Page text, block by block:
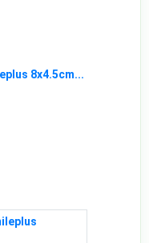
8x4.5cm...